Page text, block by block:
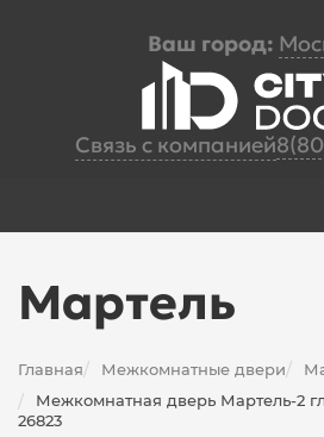
Ваш город:
Связь с компанией
Мартель
Главная/ Межкомнатные двери/
/
Межкомнатная дверь Мартель-2
26823